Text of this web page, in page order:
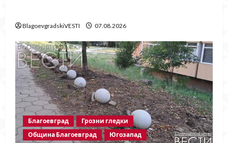
BlagoevgradskiVESTI 07.08.2026
Благоевград
Грозни гледки
Община Благоевград
Югозапад